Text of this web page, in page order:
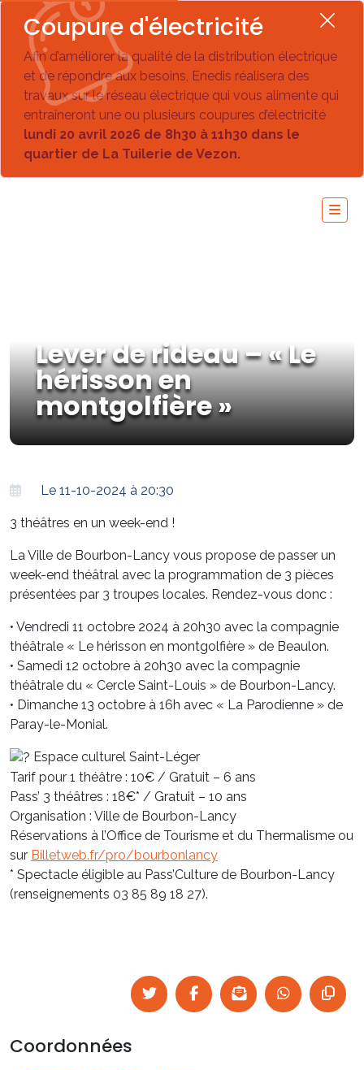
Coupure d'électricité
Afin d’améliorer la qualité de la distribution électrique
et de répondre aux besoins, Enedis réalisera des
travaux sur le réseau électrique qui vous alimente qui
entraîneront une ou plusieurs coupures d’électricité
lundi 20 avril 2026 de 8h30 à 11h30 dans le
quartier de La Tuilerie de Vezon.
Lever de rideau – « Le
hérisson en
montgolfière »
Le 11-10-2024 à 20:30
3 théâtres en un week-end !
La Ville de Bourbon-Lancy vous propose de passer un
week-end théâtral avec la programmation de 3 pièces
présentées par 3 troupes locales. Rendez-vous donc :
• Vendredi 11 octobre 2024 à 20h30 avec la compagnie
théâtrale « Le hérisson en montgolfière » de Beaulon.
• Samedi 12 octobre à 20h30 avec la compagnie
théâtrale du « Cercle Saint-Louis » de Bourbon-Lancy.
• Dimanche 13 octobre à 16h avec « La Parodienne » de
Paray-le-Monial.
Espace culturel Saint-Léger
Tarif pour 1 théâtre : 10€ / Gratuit – 6 ans
Pass’ 3 théâtres : 18€* / Gratuit – 10 ans
Organisation : Ville de Bourbon-Lancy
Réservations à l’Office de Tourisme et du Thermalisme ou
sur Billetweb.fr/pro/bourbonlancy
* Spectacle éligible au Pass’Culture de Bourbon-Lancy
(renseignements 03 85 89 18 27).
Coordonnées